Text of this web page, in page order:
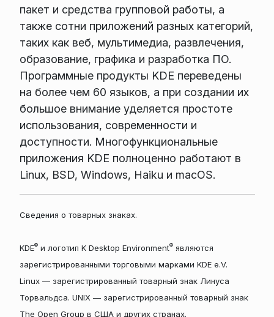
пакет и средства групповой работы, а
также сотни приложений разных категорий,
таких как веб, мультимедиа, развлечения,
образование, графика и разработка ПО.
Программные продукты KDE переведены
на более чем 60 языков, а при создании их
большое внимание уделяется простоте
использования, современности и
доступности. Многофункциональные
приложения KDE полноценно работают в
Linux, BSD, Windows, Haiku и macOS.
Сведения о товарных знаках.
KDE®и логотип K Desktop Environment®являются
зарегистрированными торговыми марками KDE e.V.
Linux — зарегистрированный товарный знак Линуса
Торвальдса. UNIX — зарегистрированный товарный знак
The Open Group в США и других странах.